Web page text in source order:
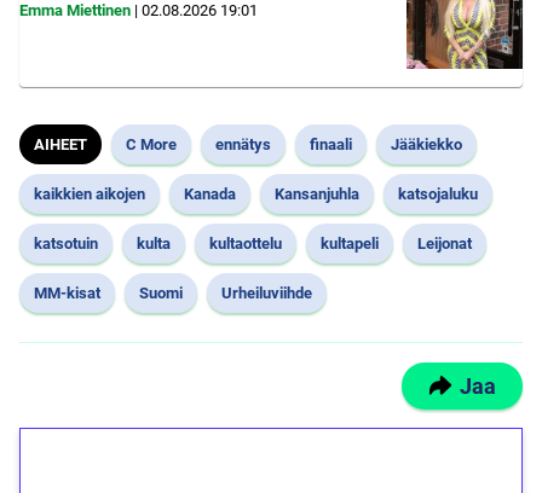
Emma Miettinen | 02.08.2026 19:01
AIHEET C More ennätys finaali Jääkiekko
kaikkien aikojen Kanada Kansanjuhla katsojaluku
katsotuin kulta kultaottelu kultapeli Leijonat
MM-kisat Suomi Urheiluviihde
Jaa